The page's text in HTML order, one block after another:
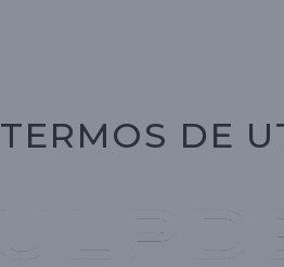
TERMOS DE